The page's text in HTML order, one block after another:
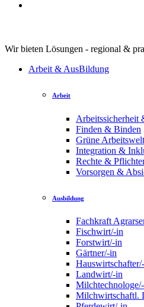
Wir bieten Lösungen - regional &
Arbeit & AusBildung
Arbeit
Arbeitssicherheit
Finden & Binden
Grüne
Integration &
Rechte &
Vorsorgen &
Ausbildung
Fachkraft
Fischwirt/-in
Forstwirt/-in
Gärtner/-in
Landwirt/-in
Milchwirtschaftl.